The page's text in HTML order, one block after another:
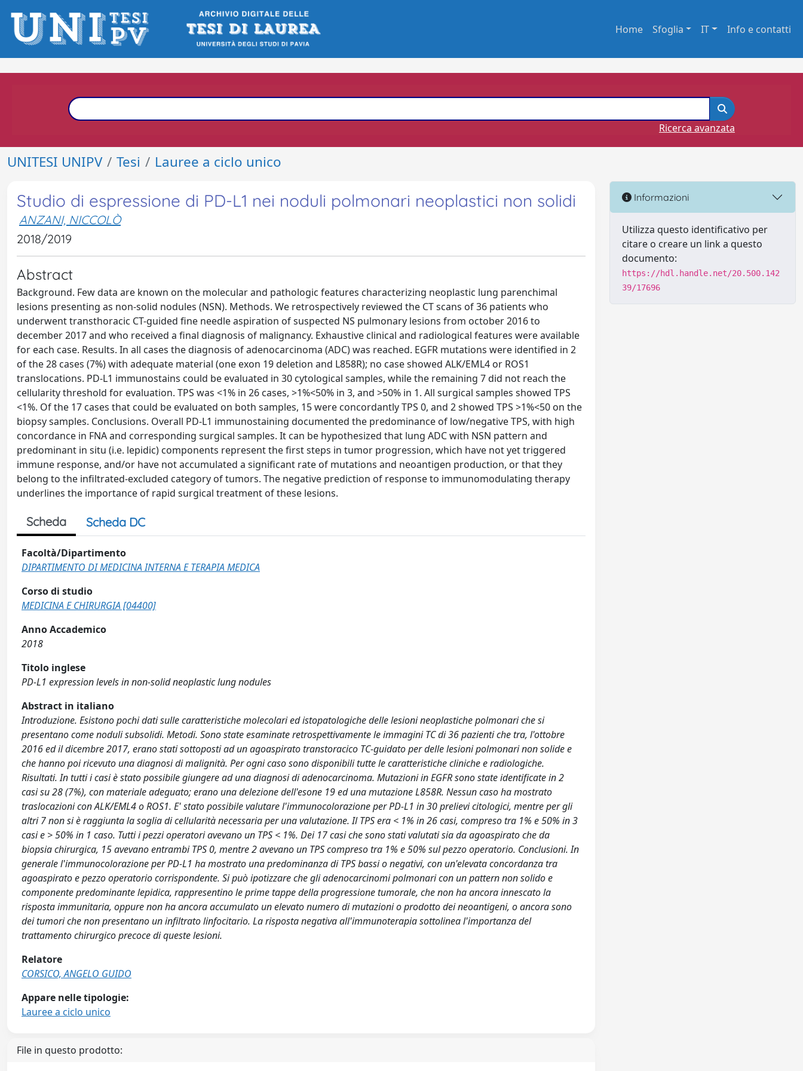
Home Sfoglia IT Info e contatti
Ricerca avanzata
UNITESI UNIPV Tesi Lauree a ciclo unico
Studio di espressione di PD-L1 nei noduli polmonari neoplastici non solidi
ANZANI, NICCOLÒ
2018/2019
Abstract
Background. Few data are known on the molecular and pathologic features characterizing neoplastic lung parenchimal
lesions presenting as non-solid nodules (NSN). Methods. We retrospectively reviewed the CT scans of 36 patients who
underwent transthoracic CT-guided fine needle aspiration of suspected NS pulmonary lesions from october 2016 to
december 2017 and who received a final diagnosis of malignancy. Exhaustive clinical and radiological features were available
for each case. Results. In all cases the diagnosis of adenocarcinoma (ADC) was reached. EGFR mutations were identified in 2
of the 28 cases (7%) with adequate material (one exon 19 deletion and L858R); no case showed ALK/EML4 or ROS1
translocations. PD-L1 immunostains could be evaluated in 30 cytological samples, while the remaining 7 did not reach the
cellularity threshold for evaluation. TPS was <1% in 26 cases, >1%<50% in 3, and >50% in 1. All surgical samples showed TPS
<1%. Of the 17 cases that could be evaluated on both samples, 15 were concordantly TPS 0, and 2 showed TPS >1%<50 on the
biopsy samples. Conclusions. Overall PD-L1 immunostaining documented the predominance of low/negative TPS, with high
concordance in FNA and corresponding surgical samples. It can be hypothesized that lung ADC with NSN pattern and
predominant in situ (i.e. lepidic) components represent the first steps in tumor progression, which have not yet triggered
immune response, and/or have not accumulated a significant rate of mutations and neoantigen production, or that they
belong to the infiltrated-excluded category of tumors. The negative prediction of response to immunomodulating therapy
underlines the importance of rapid surgical treatment of these lesions.
Scheda Scheda DC
Facoltà/Dipartimento
DIPARTIMENTO DI MEDICINA INTERNA E TERAPIA MEDICA
Corso di studio
MEDICINA E CHIRURGIA [04400]
Anno Accademico
2018
Titolo inglese
PD-L1 expression levels in non-solid neoplastic lung nodules
Abstract in italiano
Introduzione. Esistono pochi dati sulle caratteristiche molecolari ed istopatologiche delle lesioni neoplastiche polmonari che si
presentano come noduli subsolidi. Metodi. Sono state esaminate retrospettivamente le immagini TC di 36 pazienti che tra, l'ottobre
2016 ed il dicembre 2017, erano stati sottoposti ad un agoaspirato transtoracico TC-guidato per delle lesioni polmonari non solide e
che hanno poi ricevuto una diagnosi di malignità. Per ogni caso sono disponibili tutte le caratteristiche cliniche e radiologiche.
Risultati. In tutti i casi è stato possibile giungere ad una diagnosi di adenocarcinoma. Mutazioni in EGFR sono state identificate in 2
casi su 28 (7%), con materiale adeguato; erano una delezione dell'esone 19 ed una mutazione L858R. Nessun caso ha mostrato
traslocazioni con ALK/EML4 o ROS1. E' stato possibile valutare l'immunocolorazione per PD-L1 in 30 prelievi citologici, mentre per gli
altri 7 non si è raggiunta la soglia di cellularità necessaria per una valutazione. Il TPS era < 1% in 26 casi, compreso tra 1% e 50% in 3
casi e > 50% in 1 caso. Tutti i pezzi operatori avevano un TPS < 1%. Dei 17 casi che sono stati valutati sia da agoaspirato che da
biopsia chirurgica, 15 avevano entrambi TPS 0, mentre 2 avevano un TPS compreso tra 1% e 50% sul pezzo operatorio. Conclusioni. In
generale l'immunocolorazione per PD-L1 ha mostrato una predominanza di TPS bassi o negativi, con un'elevata concordanza tra
agoaspirato e pezzo operatorio corrispondente. Si può ipotizzare che gli adenocarcinomi polmonari con un pattern non solido e
componente predominante lepidica, rappresentino le prime tappe della progressione tumorale, che non ha ancora innescato la
risposta immunitaria, oppure non ha ancora accumulato un elevato numero di mutazioni o prodotto dei neoantigeni, o ancora sono
dei tumori che non presentano un infiltrato linfocitario. La risposta negativa all'immunoterapia sottolinea l'importanza del
trattamento chirurgico precoce di queste lesioni.
Relatore
CORSICO, ANGELO GUIDO
Appare nelle tipologie:
Lauree a ciclo unico
File in questo prodotto:
Informazioni
Utilizza questo identificativo per
citare o creare un link a questo
documento:
https://hdl.handle.net/20.500.142
39/17696